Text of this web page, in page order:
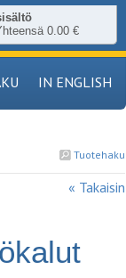
0.00 €
IN ENGLISH
Tuotehaku
« Takaisin